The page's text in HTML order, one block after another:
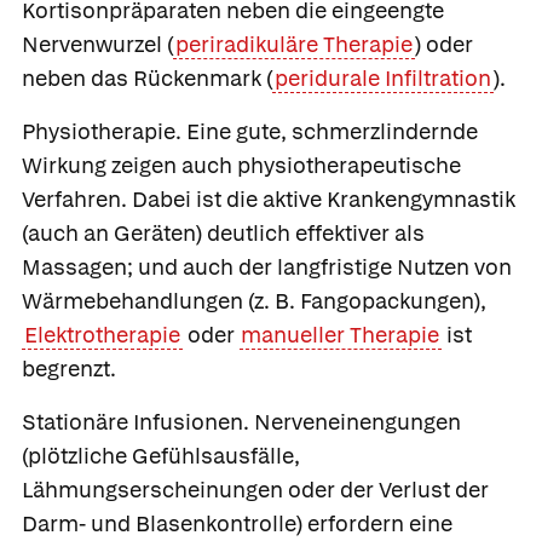
Kortisonpräparaten neben die eingeengte
Nervenwurzel (periradikuläre Therapie) oder
neben das Rückenmark (peridurale Infiltration).
Physiotherapie. Eine gute, schmerzlindernde
Wirkung zeigen auch physiotherapeutische
Verfahren. Dabei ist die aktive Krankengymnastik
(auch an Geräten) deutlich effektiver als
Massagen; und auch der langfristige Nutzen von
Wärmebehandlungen (z. B. Fangopackungen),
Elektrotherapie oder manueller Therapie ist
begrenzt.
Stationäre Infusionen. Nerveneinengungen
(plötzliche Gefühlsausfälle,
Lähmungserscheinungen oder der Verlust der
Darm- und Blasenkontrolle) erfordern eine